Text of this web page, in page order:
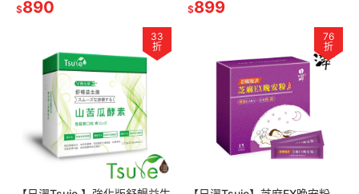
$890
$899
33
折
76
折